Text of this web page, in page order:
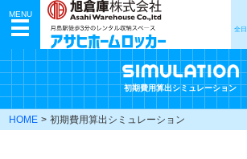
MENU
全日
初期費用算出シミュレーション
HOME 初期費用算出シミュレーション